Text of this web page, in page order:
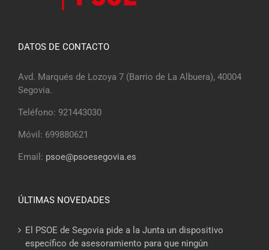
DATOS DE CONTACTO
Avd. Marqués de Lozoya 7 (Barrio de La Albuera), 40004
Segovia.
Teléfono: 921443030
Móvil: 699880621
Email: psoe@psoesegovia.es
ÚLTIMAS NOVEDADES
El PSOE de Segovia pide a la Junta un dispositivo
específico de asesoramiento para que ningún